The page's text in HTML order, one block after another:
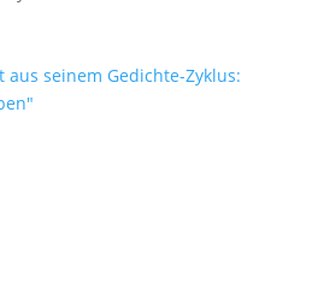
aus seinem Gedichte-Zyklus: